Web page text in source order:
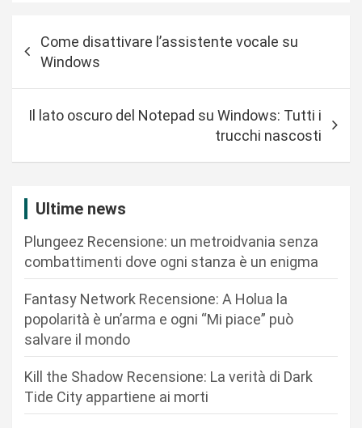
a
Come disattivare l’assistente vocale su
Windows
Il lato oscuro del Notepad su Windows: Tutti i
trucchi nascosti
Ultime news
Plungeez Recensione: un metroidvania senza
combattimenti dove ogni stanza è un enigma
Fantasy Network Recensione: A Holua la
popolarità è un’arma e ogni “Mi piace” può
salvare il mondo
Kill the Shadow Recensione: La verità di Dark
Tide City appartiene ai morti